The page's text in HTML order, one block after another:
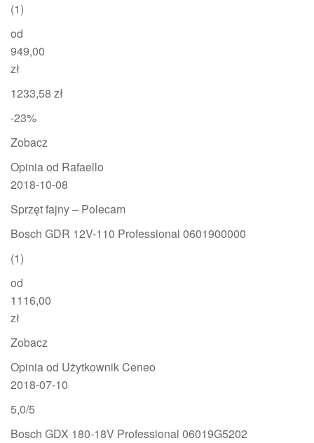
(1)
od
949,00
zł
1233,58 zł
-23%
Zobacz
Opinia od Rafaello
2018-10-08
Sprzęt fajny – Polecam
Bosch GDR 12V-110 Professional 0601900000
(1)
od
1116,00
zł
Zobacz
Opinia od Użytkownik Ceneo
2018-07-10
5,0/5
Bosch GDX 180-18V Professional 06019G5202